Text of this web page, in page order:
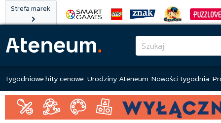
Strefa marek
Tygodniowe hity cenowe Urodziny Ateneum Nowości tygodnia